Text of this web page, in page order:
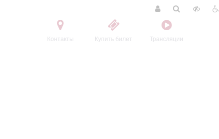
Контакты Купить билет Трансляции